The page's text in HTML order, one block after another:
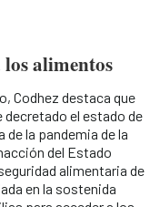
alimentos
Codhez destaca que
decretado el estado de
de la pandemia de la
del Estado
alimentaria de
en la sostenida